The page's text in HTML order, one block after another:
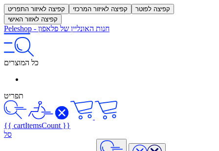
קפיצה לאיזור התפריט קפיצה לאיזור המרכזי
קפיצה לפוטר
קפיצה לאזור האישי
Peleshop - חנות האונליין של פלאפון
כל המוצרים
תפריט
{{ cartItemsCount }}
סל